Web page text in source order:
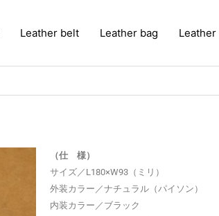
Leather belt Leather bag
（仕 様）
サイズ／L180×W93（ミリ）
外装カラー／ナチュラル（パイソン）
内装カラー／ブラック